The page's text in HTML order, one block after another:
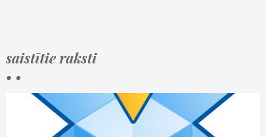
saistītie raksti
• •